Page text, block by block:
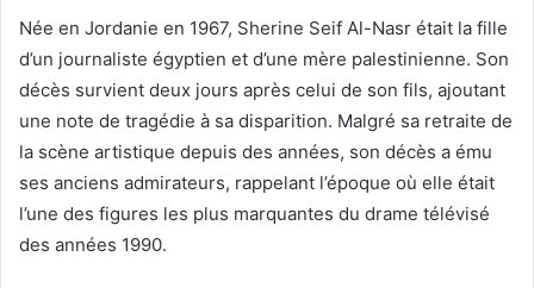
Née en Jordanie en 1967, Sherine Seif Al-Nasr était la fille
d’un journaliste égyptien et d’une mère palestinienne. Son
décès survient deux jours après celui de son fils, ajoutant
une note de tragédie à sa disparition. Malgré sa retraite de
la scène artistique depuis des années, son décès a ému
ses anciens admirateurs, rappelant l’époque où elle était
l’une des figures les plus marquantes du drame télévisé
des années 1990.